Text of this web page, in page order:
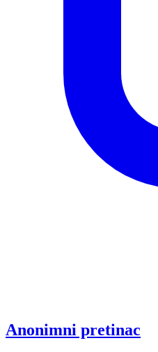
Anonimni pretinac